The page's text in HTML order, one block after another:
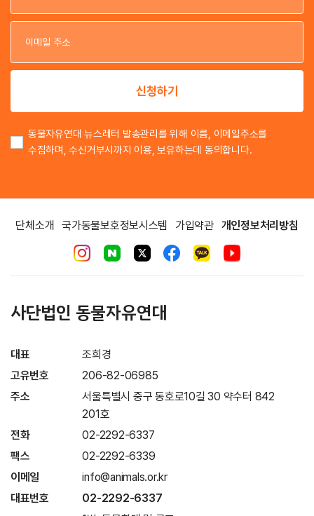
이
이
신청하기
동물자유연대 뉴스레터 발송관리를 위해 이름, 이메일주소를
수집하며, 수신거부시까지 이용, 보유하는데 동의합니다.
단체소개 국가동물보호정보시스템 가입약관 개인정보처리방침
사단법인 동물자유연대
대표
조희경
고유번호
206-82-06985
주소
서울특별시 중구 동호로10길 30 약수터 842
201호
전화
02-2292-6337
팩스
02-2292-6339
이메일
info@animals.or.kr
대표번호
02-2292-6337